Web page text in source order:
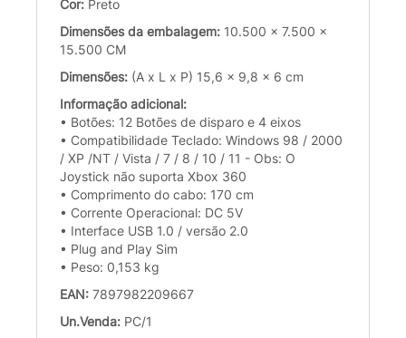
Cor: Preto
Dimensões da embalagem: 10.500 x 7.500 x
15.500 CM
Dimensões: (A x L x P) 15,6 x 9,8 x 6 cm
Informação adicional:
• Botões: 12 Botões de disparo e 4 eixos
• Compatibilidade Teclado: Windows 98 / 2000
/ XP /NT / Vista / 7 / 8 / 10 / 11 - Obs: O
Joystick não suporta Xbox 360
• Comprimento do cabo: 170 cm
• Corrente Operacional: DC 5V
• Interface USB 1.0 / versão 2.0
• Plug and Play Sim
• Peso: 0,153 kg
EAN: 7897982209667
Un.Venda: PC/1